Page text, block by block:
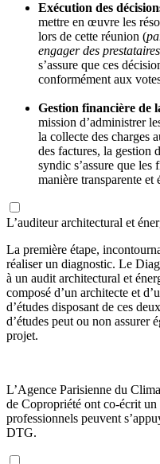
Exécution des
mettre en œuvre les
lors de cette réunion (
engager des
s’assure que ces
conformément aux
Gestion financière de
mission d’administrer
la collecte des charges
des factures, la gestion
syndic s’assure que les
manière transparente et
L’auditeur architectural et
La première étape,
réaliser un diagnostic. Le
à un audit architectural et
composé d’un architecte et
d’études disposant de ces
d’études peut ou non assurer
projet.
L’Agence Parisienne du
de Copropriété ont co-écrit un
professionnels peuvent
DTG.